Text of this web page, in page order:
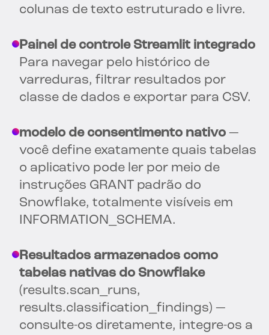
colunas de texto estruturado e livre.
Painel de controle Streamlit integrado
Para navegar pelo histórico de
varreduras, filtrar resultados por
classe de dados e exportar para CSV.
modelo de consentimento nativo —
você define exatamente quais tabelas
o aplicativo pode ler por meio de
instruções GRANT padrão do
Snowflake, totalmente visíveis em
INFORMATION_SCHEMA.
Resultados armazenados como
tabelas nativas do Snowflake
(results.scan_runs,
results.classification_findings) —
consulte-os diretamente, integre-os a